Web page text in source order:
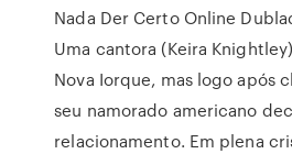
Nada Der Certo Online
Uma cantora (Keira
Nova Iorque, mas logo após
seu namorado americano
relacionamento. Em plena